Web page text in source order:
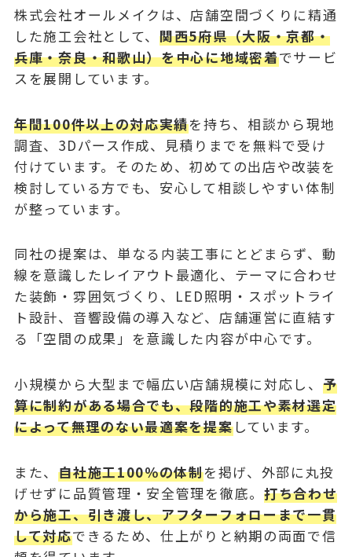
株式会社オールメイクは、店舗空間づくりに精通
した施工会社として、 関西5府県（大阪・京都・
兵庫・奈良・和歌山）を中心に地域密着でサービ
スを展開しています。
年間100件以上の対応実績を持ち、相談から現地
調査、3Dパース作成、見積りまでを無料で受け
付けています。そのため、初めての出店や改装を
検討している方でも、安心して相談しやすい体制
が整っています。
同社の提案は、単なる内装工事にとどまらず、動
線を意識したレイアウト最適化、テーマに合わせ
た装飾・雰囲気づくり、LED照明・スポットライ
ト設計、音響設備の導入など、店舗運営に直結す
る「空間の成果」を意識した内容が中心です。
小規模から大型まで幅広い店舗規模に対応し、 予
算に制約がある場合でも、段階的施工や素材選定
によって無理のない最適案を提案しています。
また、自社施工100％の体制を掲げ、外部に丸投
げせずに品質管理・安全管理を徹底。 打ち合わせ
から施工、引き渡し、アフターフォローまで一貫
して対応できるため、仕上がりと納期の両面で信